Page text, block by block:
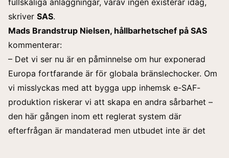
skriver SAS.
Mads Brandstrup Nielsen, hållbarhetschef på SAS
kommenterar:
– Det vi ser nu är en påminnelse om hur exponerad
Europa fortfarande är för globala bränslechocker. Om
vi misslyckas med att bygga upp inhemsk e-SAF-
produktion riskerar vi att skapa en andra sårbarhet –
den här gången inom ett reglerat system där
efterfrågan är mandaterad men utbudet inte är det